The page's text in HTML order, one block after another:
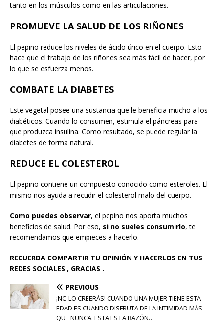
tanto en los músculos como en las articulaciones.
PROMUEVE LA SALUD DE LOS RIÑONES
El pepino reduce los niveles de ácido úrico en el cuerpo. Esto
hace que el trabajo de los riñones sea más fácil de hacer, por
lo que se esfuerza menos.
COMBATE LA DIABETES
Este vegetal posee una sustancia que le beneficia mucho a los
diabéticos. Cuando lo consumen, estimula el páncreas para
que produzca insulina. Como resultado, se puede regular la
diabetes de forma natural.
REDUCE EL COLESTEROL
El pepino contiene un compuesto conocido como esteroles. El
mismo nos ayuda a recudir el colesterol malo del cuerpo.
Como puedes observar, el pepino nos aporta muchos
beneficios de salud. Por eso, si no sueles consumirlo, te
recomendamos que empieces a hacerlo.
RECUERDA COMPARTIR TU OPINIÓN Y HACERLOS EN TUS
REDES SOCIALES , GRACIAS .
PREVIOUS
¡NO LO CREERÁS! CUANDO UNA MUJER TIENE ESTA
EDAD ES CUANDO DISFRUTA DE LA INTIMIDAD MÁS
QUE NUNCA. ESTA ES LA RAZÓN…